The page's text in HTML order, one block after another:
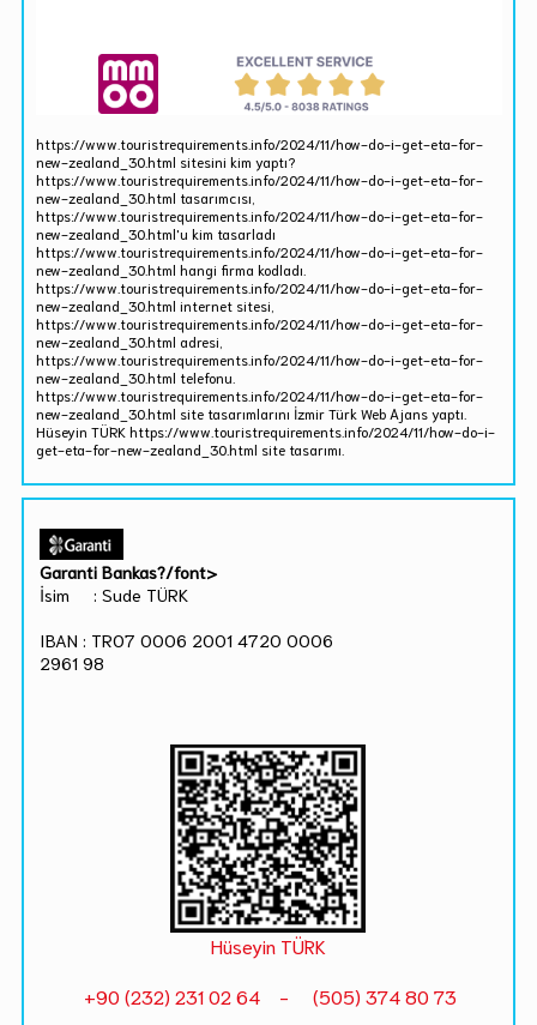
https://www.touristrequirements.info/2024/11/how-do-i-get-eta-for-
new-zealand_30.html sitesini kim yaptı?
https://www.touristrequirements.info/2024/11/how-do-i-get-eta-for-
new-zealand_30.html tasarımcısı,
https://www.touristrequirements.info/2024/11/how-do-i-get-eta-for-
new-zealand_30.html'u kim tasarladı
https://www.touristrequirements.info/2024/11/how-do-i-get-eta-for-
new-zealand_30.html hangi firma kodladı.
https://www.touristrequirements.info/2024/11/how-do-i-get-eta-for-
new-zealand_30.html internet sitesi,
https://www.touristrequirements.info/2024/11/how-do-i-get-eta-for-
new-zealand_30.html adresi,
https://www.touristrequirements.info/2024/11/how-do-i-get-eta-for-
new-zealand_30.html telefonu.
https://www.touristrequirements.info/2024/11/how-do-i-get-eta-for-
new-zealand_30.html site tasarımlarını İzmir Türk Web Ajans yaptı.
Hüseyin TÜRK https://www.touristrequirements.info/2024/11/how-do-i-
get-eta-for-new-zealand_30.html site tasarımı.
Garanti Bankas?/font>
İsim : Sude TÜRK
IBAN : TR07 0006 2001 4720 0006
2961 98
Hüseyin TÜRK
+90 (232) 231 02 64 - (505) 374 80 73